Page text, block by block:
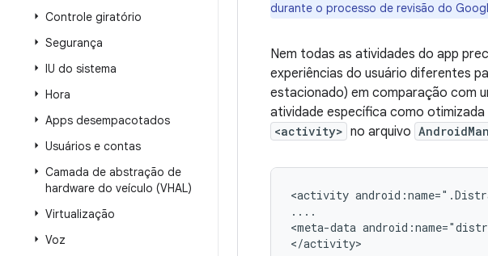
Controle giratório
Segurança
IU do sistema
Hora
Apps desempacotados
Usuários e contas
Camada de abstração de
hardware do veículo (VHAL)
Virtualização
Voz
durante o processo de revisão do
Nem todas as atividades do app
experiências do usuário diferentes
estacionado) em comparação com
atividade específica como
<activity> no arquivo
<activity
....
<meta-data